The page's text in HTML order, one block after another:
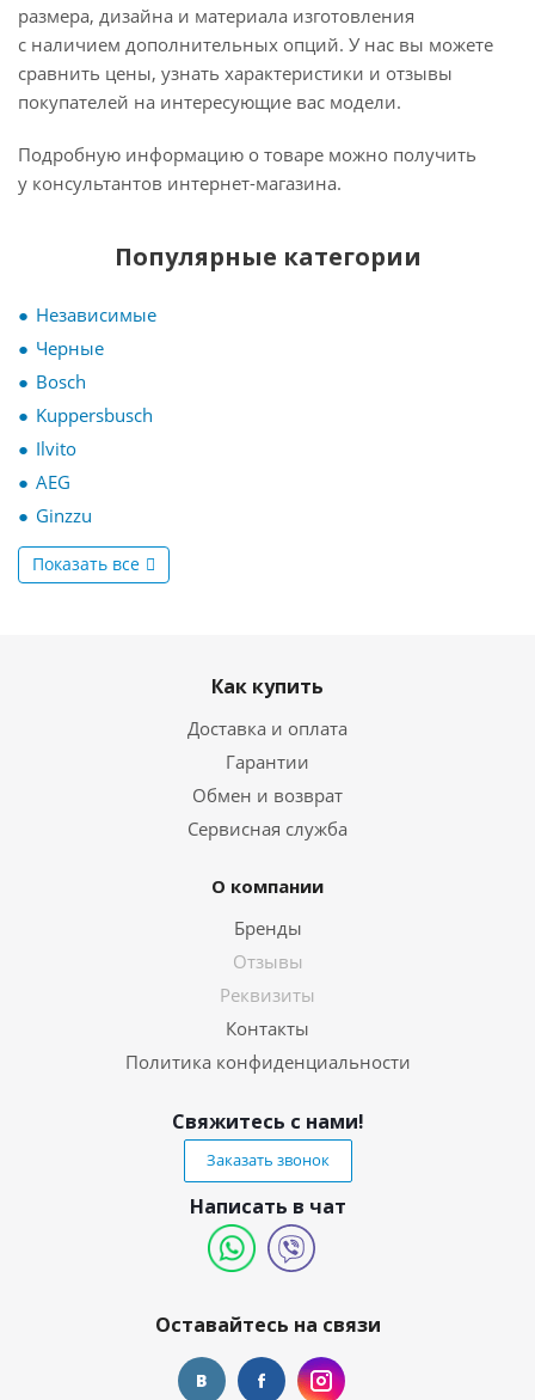
размера, дизайна и материала изготовления
с наличием дополнительных опций. У нас вы можете
сравнить цены, узнать характеристики и отзывы
покупателей на интересующие вас модели.
Подробную информацию о товаре можно получить
у консультантов интернет-магазина.
Популярные категории
Независимые
Черные
Bosch
Kuppersbusch
Ilvito
AEG
Ginzzu
Показать все
Как купить
Доставка и оплата
Гарантии
Обмен и возврат
Сервисная служба
О компании
Бренды
Отзывы
Реквизиты
Контакты
Политика конфиденциальности
Свяжитесь с нами!
Заказать звонок
Написать в чат
Оставайтесь на связи